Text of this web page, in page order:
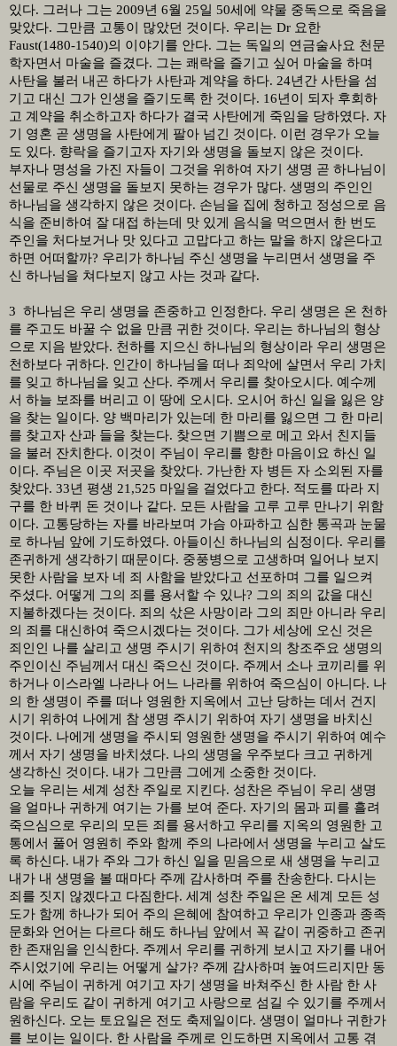
있다. 그러나 그는 2009년 6월 25일 50세에 약물 중독으로 죽음을
맞았다. 그만큼 고통이 많았던 것이다. 우리는 Dr 요한
Faust(1480-1540)의 이야기를 안다. 그는 독일의 연금술사요 천문
학자면서 마술을 즐겼다. 그는 쾌락을 즐기고 싶어 마술을 하며
사탄을 불러 내곤 하다가 사탄과 계약을 하다. 24년간 사탄을 섬
기고 대신 그가 인생을 즐기도록 한 것이다. 16년이 되자 후회하
고 계약을 취소하고자 하다가 결국 사탄에게 죽임을 당하였다. 자
기 영혼 곧 생명을 사탄에게 팔아 넘긴 것이다. 이런 경우가 오늘
도 있다. 향락을 즐기고자 자기와 생명을 돌보지 않은 것이다.
부자나 명성을 가진 자들이 그것을 위하여 자기 생명 곧 하나님이
선물로 주신 생명을 돌보지 못하는 경우가 많다. 생명의 주인인
하나님을 생각하지 않은 것이다. 손님을 집에 청하고 정성으로 음
식을 준비하여 잘 대접 하는데 맛 있게 음식을 먹으면서 한 번도
주인을 처다보거나 맛 있다고 고맙다고 하는 말을 하지 않은다고
하면 어떠할까? 우리가 하나님 주신 생명을 누리면서 생명을 주
신 하나님을 쳐다보지 않고 사는 것과 같다.
3 하나님은 우리 생명을 존중하고 인정한다. 우리 생명은 온 천하
를 주고도 바꿀 수 없을 만큼 귀한 것이다. 우리는 하나님의 형상
으로 지음 받았다. 천하를 지으신 하나님의 형상이라 우리 생명은
천하보다 귀하다. 인간이 하나님을 떠나 죄악에 살면서 우리 가치
를 잊고 하나님을 잊고 산다. 주께서 우리를 찾아오시다. 예수께
서 하늘 보좌를 버리고 이 땅에 오시다. 오시어 하신 일을 잃은 양
을 찾는 일이다. 양 백마리가 있는데 한 마리를 잃으면 그 한 마리
를 찾고자 산과 들을 찾는다. 찾으면 기쁨으로 메고 와서 친지들
을 불러 잔치한다. 이것이 주님이 우리를 향한 마음이요 하신 일
이다. 주님은 이곳 저곳을 찾았다. 가난한 자 병든 자 소외된 자를
찾았다. 33년 평생 21,525 마일을 걸었다고 한다. 적도를 따라 지
구를 한 바퀴 돈 것이나 같다. 모든 사람을 고루 고루 만나기 위함
이다. 고통당하는 자를 바라보며 가슴 아파하고 심한 통곡과 눈물
로 하나님 앞에 기도하였다. 아들이신 하나님의 심정이다. 우리를
존귀하게 생각하기 때문이다. 중풍병으로 고생하며 일어나 보지
못한 사람을 보자 네 죄 사함을 받았다고 선포하며 그를 일으켜
주셨다. 어떻게 그의 죄를 용서할 수 있나? 그의 죄의 값을 대신
지불하겠다는 것이다. 죄의 삯은 사망이라 그의 죄만 아니라 우리
의 죄를 대신하여 죽으시겠다는 것이다. 그가 세상에 오신 것은
죄인인 나를 살리고 생명 주시기 위하여 천지의 창조주요 생명의
주인이신 주님께서 대신 죽으신 것이다. 주께서 소나 코끼리를 위
하거나 이스라엘 나라나 어느 나라를 위하여 죽으심이 아니다. 나
의 한 생명이 주를 떠나 영원한 지옥에서 고난 당하는 데서 건지
시기 위하여 나에게 참 생명 주시기 위하여 자기 생명을 바치신
것이다. 나에게 생명을 주시되 영원한 생명을 주시기 위하여 예수
께서 자기 생명을 바치셨다. 나의 생명을 우주보다 크고 귀하게
생각하신 것이다. 내가 그만큼 그에게 소중한 것이다.
오늘 우리는 세계 성찬 주일로 지킨다. 성찬은 주님이 우리 생명
을 얼마나 귀하게 여기는 가를 보여 준다. 자기의 몸과 피를 흘려
죽으심으로 우리의 모든 죄를 용서하고 우리를 지옥의 영원한 고
통에서 풀어 영원히 주와 함께 주의 나라에서 생명을 누리고 살도
록 하신다. 내가 주와 그가 하신 일을 믿음으로 새 생명을 누리고
내가 내 생명을 볼 때마다 주께 감사하며 주를 찬송한다. 다시는
죄를 짓지 않겠다고 다짐한다. 세계 성찬 주일은 온 세계 모든 성
도가 함께 하나가 되어 주의 은혜에 참여하고 우리가 인종과 종족
문화와 언어는 다르다 해도 하나님 앞에서 꼭 같이 귀중하고 존귀
한 존재임을 인식한다. 주께서 우리를 귀하게 보시고 자기를 내어
주시었기에 우리는 어떻게 살가? 주께 감사하며 높여드리지만 동
시에 주님이 귀하게 여기고 자기 생명을 바쳐주신 한 사람 한 사
람을 우리도 같이 귀하게 여기고 사랑으로 섬길 수 있기를 주께서
원하신다. 오는 토요일은 전도 축제일이다. 생명이 얼마나 귀한가
를 보이는 일이다. 한 사람을 주께로 인도하면 지옥에서 고통 겪